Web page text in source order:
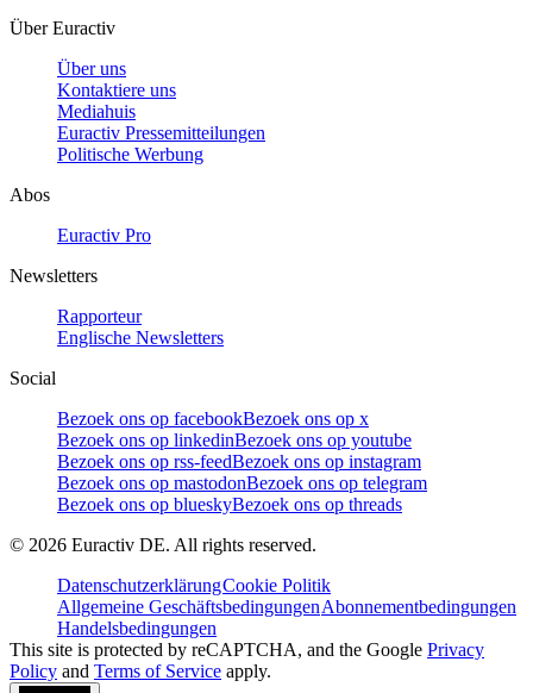
Über Euractiv
Über uns
Kontaktiere uns
Mediahuis
Euractiv Pressemitteilungen
Politische Werbung
Abos
Euractiv Pro
Newsletters
Rapporteur
Englische Newsletters
Social
Bezoek ons op facebookBezoek ons op x
Bezoek ons op linkedinBezoek ons op youtube
Bezoek ons op rss-feedBezoek ons op instagram
Bezoek ons op mastodonBezoek ons op telegram
Bezoek ons op blueskyBezoek ons op threads
© 2026 Euractiv DE. All rights reserved.
DatenschutzerklärungCookie Politik
Allgemeine GeschäftsbedingungenAbonnementbedingungen
Handelsbedingungen
This site is protected by reCAPTCHA, and the Google Privacy
Policy and Terms of Service apply.